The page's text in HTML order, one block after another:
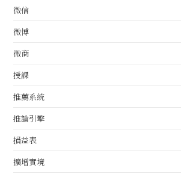
微信
微博
微商
授課
推薦系統
推論引擎
損益表
擴增實境